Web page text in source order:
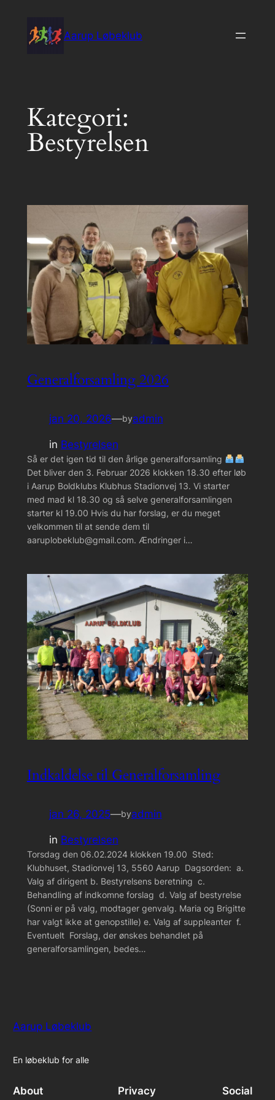
indhold
Aarup Løbeklub
Kategori:
Bestyrelsen
Generalforsamling 2026
jan 20, 2026—byadmin
in Bestyrelsen
Så er det igen tid til den årlige generalforsamling
Det bliver den 3. Februar 2026 klokken 18.30 efter løb
i Aarup Boldklubs Klubhus Stadionvej 13. Vi starter
med mad kl 18.30 og så selve generalforsamlingen
starter kl 19.00 Hvis du har forslag, er du meget
velkommen til at sende dem til
aaruplobeklub@gmail.com. Ændringer i…
Indkaldelse til Generalforsamling
jan 26, 2025—byadmin
in Bestyrelsen
Torsdag den 06.02.2024 klokken 19.00 Sted:
Klubhuset, Stadionvej 13, 5560 Aarup Dagsorden: a.
Valg af dirigent b. Bestyrelsens beretning c.
Behandling af indkomne forslag d. Valg af bestyrelse
(Sonni er på valg, modtager genvalg. Maria og Brigitte
har valgt ikke at genopstille) e. Valg af suppleanter f.
Eventuelt Forslag, der ønskes behandlet på
generalforsamlingen, bedes…
Aarup Løbeklub
En løbeklub for alle
About Privacy Social